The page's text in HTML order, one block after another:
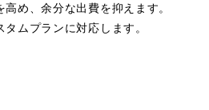
め、余分な出費を抑えます。
ムプランに対応します。